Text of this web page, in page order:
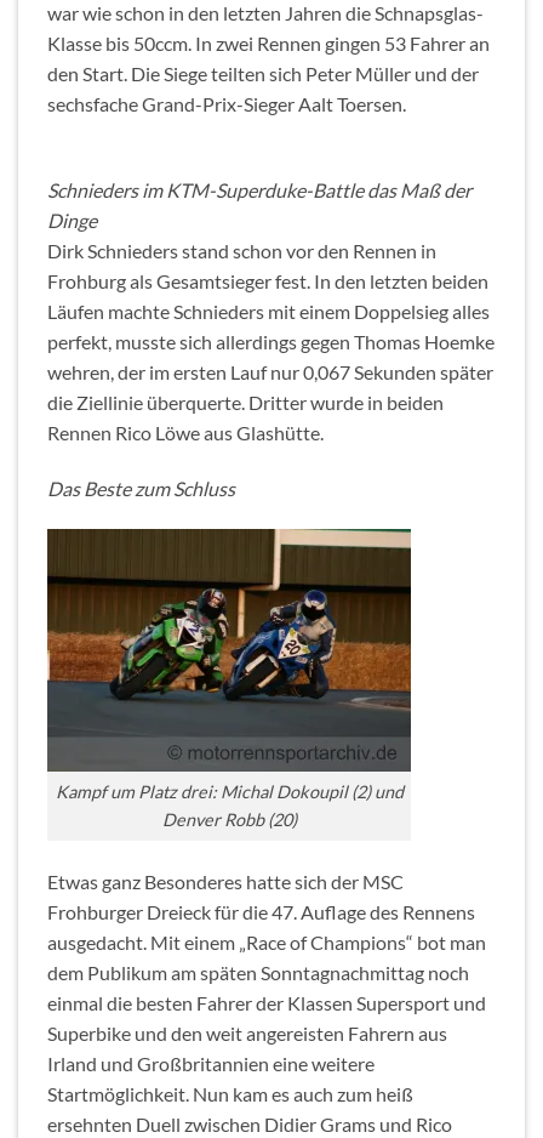
war wie schon in den letzten Jahren die Schnapsglas-
Klasse bis 50ccm. In zwei Rennen gingen 53 Fahrer an
den Start. Die Siege teilten sich Peter Müller und der
sechsfache Grand-Prix-Sieger Aalt Toersen.
Schnieders im KTM-Superduke-Battle das Maß der
Dinge
Dirk Schnieders stand schon vor den Rennen in
Frohburg als Gesamtsieger fest. In den letzten beiden
Läufen machte Schnieders mit einem Doppelsieg alles
perfekt, musste sich allerdings gegen Thomas Hoemke
wehren, der im ersten Lauf nur 0,067 Sekunden später
die Ziellinie überquerte. Dritter wurde in beiden
Rennen Rico Löwe aus Glashütte.
Das Beste zum Schluss
Kampf um Platz drei: Michal Dokoupil (2) und
Denver Robb (20)
Etwas ganz Besonderes hatte sich der MSC
Frohburger Dreieck für die 47. Auflage des Rennens
ausgedacht. Mit einem „Race of Champions“ bot man
dem Publikum am späten Sonntagnachmittag noch
einmal die besten Fahrer der Klassen Supersport und
Superbike und den weit angereisten Fahrern aus
Irland und Großbritannien eine weitere
Startmöglichkeit. Nun kam es auch zum heiß
ersehnten Duell zwischen Didier Grams und Rico